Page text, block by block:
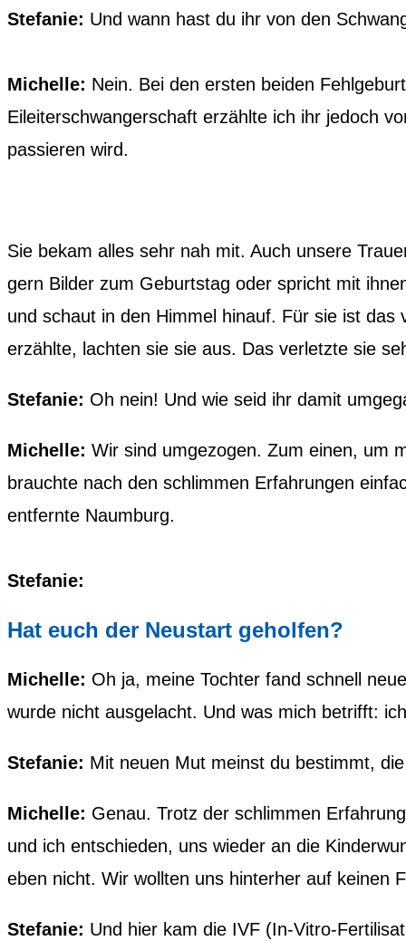
Stefanie: Und wann hast du ihr von den
Michelle: Nein. Bei den ersten beiden
Eileiterschwangerschaft erzählte ich ihr jedoch
passieren wird.
Sie bekam alles sehr nah mit. Auch unsere
gern Bilder zum Geburtstag oder spricht mit
und schaut in den Himmel hinauf. Für sie ist
erzählte, lachten sie sie aus. Das verletzte sie
Stefanie: Oh nein! Und wie seid ihr damit
Michelle: Wir sind umgezogen. Zum einen, um
brauchte nach den schlimmen Erfahrungen
entfernte Naumburg.
Stefanie:
Hat euch der Neustart geholfen?
Michelle: Oh ja, meine Tochter fand schnell
wurde nicht ausgelacht. Und was mich betrifft:
Stefanie: Mit neuen Mut meinst du bestimmt,
Michelle: Genau. Trotz der schlimmen
und ich entschieden, uns wieder an die
eben nicht. Wir wollten uns hinterher auf keinen
Stefanie: Und hier kam die IVF (In-Vitro-